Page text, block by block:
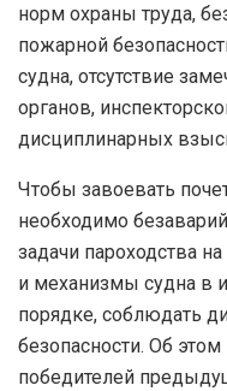
норм охраны труда,
пожарной
судна, отсутствие
органов,
дисциплинарных
Чтобы завоевать
необходимо
задачи пароходства
и механизмы судна в
порядке, соблюдать
безопасности. Об
победителей